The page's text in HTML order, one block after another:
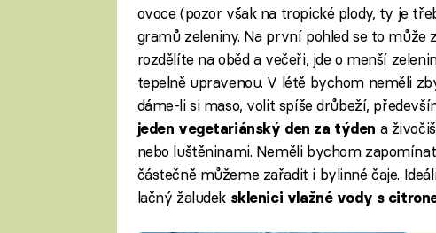
ovoce (pozor však na tropické plody, ty je
gramů zeleniny. Na první pohled se to může
rozdělíte na oběd a večeři, jde o menší
tepelně upravenou. V létě bychom neměli
dáme-li si maso, volit spíše drůbeží,
jeden vegetariánský den za týden a
nebo luštěninami. Neměli bychom
částečně můžeme zařadit i bylinné čaje.
lačný žaludek sklenici vlažné vody s